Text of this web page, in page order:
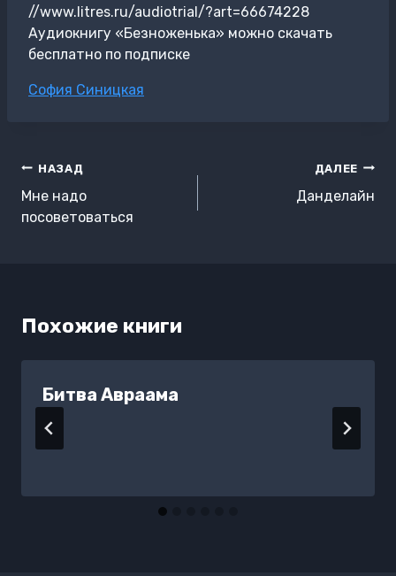
//www.litres.ru/audiotrial/?art=66674228
Аудиокнигу «Безноженька» можно скачать
бесплатно по подписке
Метки
София Синицкая
Навигация
по
записям
НАЗАД
Мне надо
посоветоваться
ДАЛЕЕ
Данделайн
Похожие книги
Битва Авраама